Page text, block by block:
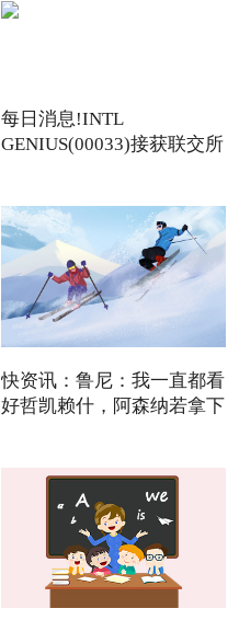
每日消息!INTL
GENIUS(00033)接获联交所
快资讯：鲁尼：我一直都看
好哲凯赖什，阿森纳若拿下